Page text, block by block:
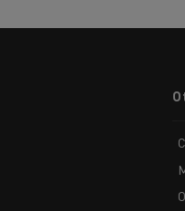
menu